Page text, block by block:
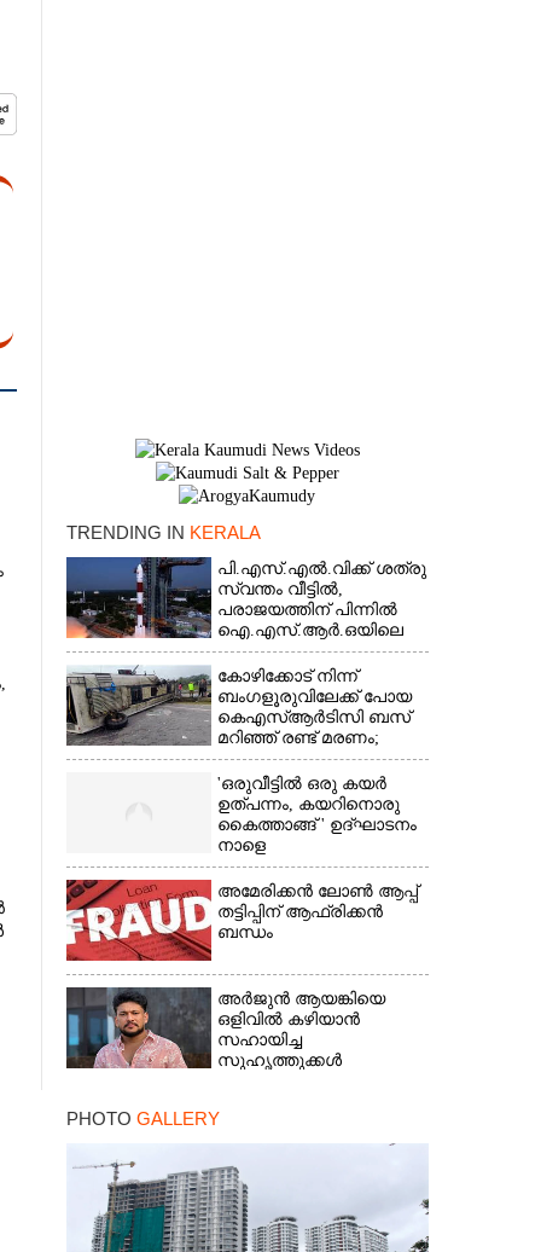
TRENDING IN KERALA
പി.എസ്.എൽ.വിക്ക് ശത്രു
സ്വന്തം വീട്ടിൽ,​
പരാജയത്തിന് പിന്നിൽ
ഐ.എസ്.ആർ.ഒയിലെ
ഉന്നതൻ
കോഴിക്കോട് നിന്ന്
ബംഗളൂരുവിലേക്ക് പോയ
കെഎസ്‌ആർടിസി ബസ്
മറിഞ്ഞ് രണ്ട് മരണം;
നിരവധിപേർ
ഗുരുതരാവസ്ഥയിൽ
'ഒരുവീട്ടിൽ ഒരു കയർ
ഉത്പന്നം, കയറിനൊരു
കൈത്താങ്ങ് ' ഉദ്ഘാടനം
നാളെ
അമേരിക്കൻ ലോൺ ആപ്പ്
തട്ടിപ്പിന് ആഫ്രിക്കൻ
ബന്ധം
അർജുൻ ആയങ്കിയെ
ഒളിവിൽ കഴിയാൻ
സഹായിച്ച
സുഹൃത്തുക്കൾ
കൊച്ചിയിലെ
ഫ്ലാറ്റിൽനിന്ന്
PHOTO GALLERY